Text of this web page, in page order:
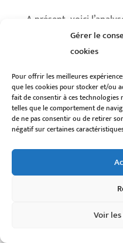
Gérer le
cookies
Pour offrir les meilleures
que les cookies pour stocker et/ou
fait de consentir à ces
telles que le comportement de
de ne pas consentir ou de retirer
négatif sur certaines
Voir
A présent, voici
épisode “L’intrusion”
clinicien. Elle met en
failles exploitées chez
stratégie...
© INKEYO|